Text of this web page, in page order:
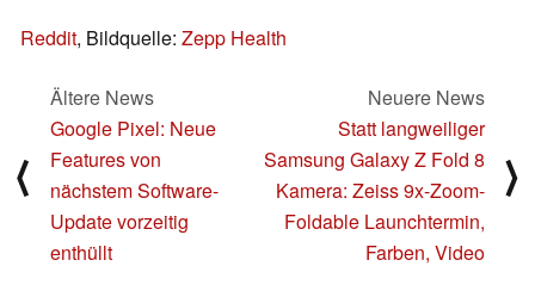
Reddit, Bildquelle: Zepp Health
⟨
Ältere News
Google Pixel: Neue
Features von
nächstem Software-
Update vorzeitig
enthüllt
Neuere News
Statt langweiliger
Samsung Galaxy Z Fold 8
Kamera: Zeiss 9x-Zoom-
Foldable Launchtermin,
Farben, Video
⟩